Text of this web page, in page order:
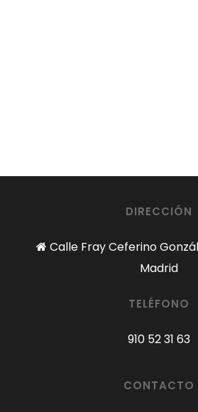
DIRECCIÓN
Calle Fray Ceferino
Madrid
TELÉFONO
910 52 31 63
CONTACTO